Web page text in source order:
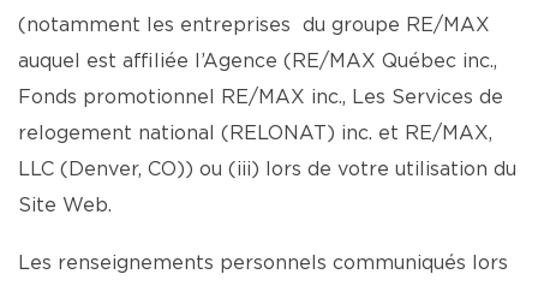
(notamment les entreprises du groupe RE/MAX
auquel est affiliée l’Agence (RE/MAX Québec inc.,
Fonds promotionnel RE/MAX inc., Les Services de
relogement national (RELONAT) inc. et RE/MAX,
LLC (Denver, CO)) ou (iii) lors de votre utilisation du
Site Web.
Les renseignements personnels communiqués lors